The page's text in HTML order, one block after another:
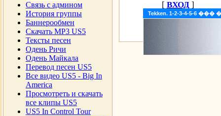
Cвязь с админом
История группы
Баннерообмен
Скачать MP3 US5
Тексты песен
Одень Ричи
Одень Майкала
Перевод песен US5
Все видео US5 - Big In
America
Просмотреть и скачать
все клипы US5
US5 In Control Tour
Tekken. 1-2-3-4-5-6
[ ВХОД ]